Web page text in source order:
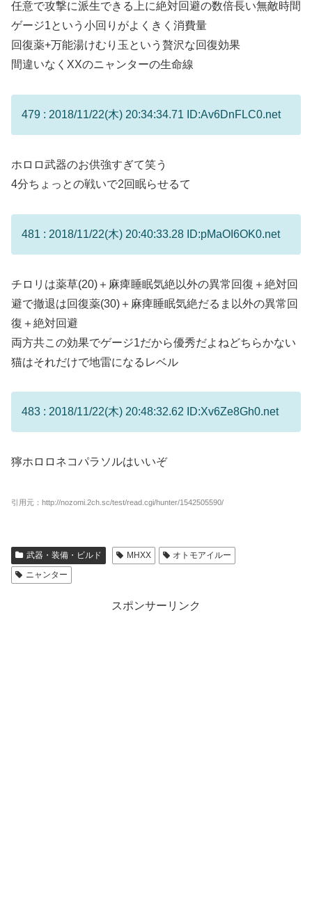
任意で攻撃に派生できる上に絶対回避の数倍長い無敵時間
ゲージ1という小回りがよくきく消費量
回復薬+万能湯けむり玉という贅沢な回復効果
間違いなくXXのニャンターの生命線
479 : 2018/11/22(木) 20:34:34.71 ID:Av6DnFLC0.net
ホロロ武器のお供強すぎて笑う
4分ちょっとの戦いで2回眠らせるて
481 : 2018/11/22(木) 20:40:33.28 ID:pMaOI6OK0.net
チロリは薬草(20)＋麻痺睡眠気絶以外の異常回復＋絶対回
避で撤退は回復薬(30)＋麻痺睡眠気絶だるま以外の異常回
復＋絶対回避
両方共この効果でゲージ1だから優秀だよねどちらかない
猫はそれだけで地雷になるレベル
483 : 2018/11/22(木) 20:48:32.62 ID:Xv6Ze8Gh0.net
獰ホロロネコパラソルはいいぞ
引用元：http://nozomi.2ch.sc/test/read.cgi/hunter/1542505590/
武器・装備・ビルド MHXX
オトモアイルー
ニャンター
スポンサーリンク